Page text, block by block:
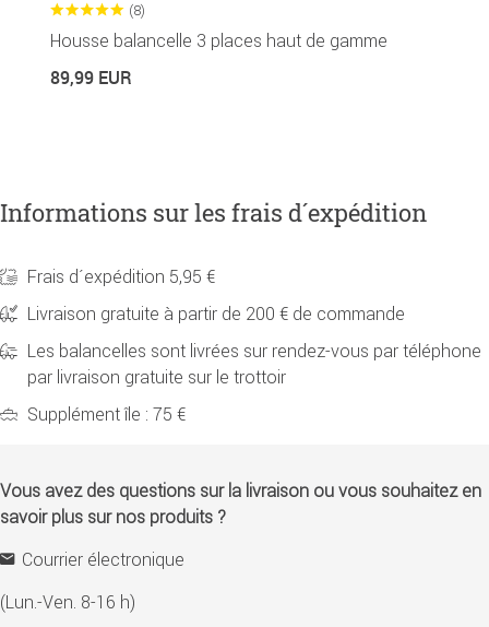
(8)
Housse balancelle 3 places haut de gamme
89,99 EUR
Informations sur les frais d´expédition
Frais d´expédition 5,95 €
Livraison gratuite à partir de 200 € de commande
Les balancelles sont livrées sur rendez-vous par téléphone
par livraison gratuite sur le trottoir
Supplément île : 75 €
Vous avez des questions sur la livraison ou vous souhaitez en
savoir plus sur nos produits ?
Courrier électronique
(Lun.-Ven. 8-16 h)